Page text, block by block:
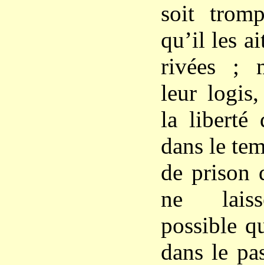
soit
qu’il les
rivées ;
leur
la liberté
dans le
de prison
ne
possible
dans le